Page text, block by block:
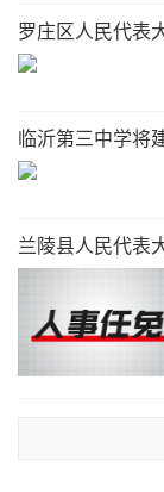
罗庄区人民代表
临沂第三中学将
兰陵县人民代表